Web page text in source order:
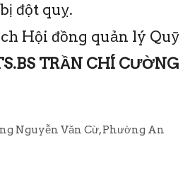
đột quỵ.
Hội đồng quản lý Quỹ
TRẦN CHÍ CƯỜNG
Nguyễn Văn Cừ, Phường An